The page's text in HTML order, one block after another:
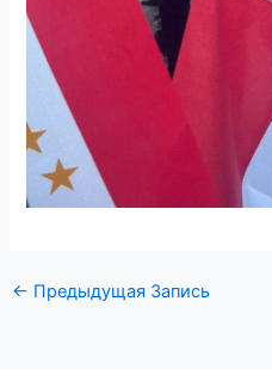
← Предыдущая Запись